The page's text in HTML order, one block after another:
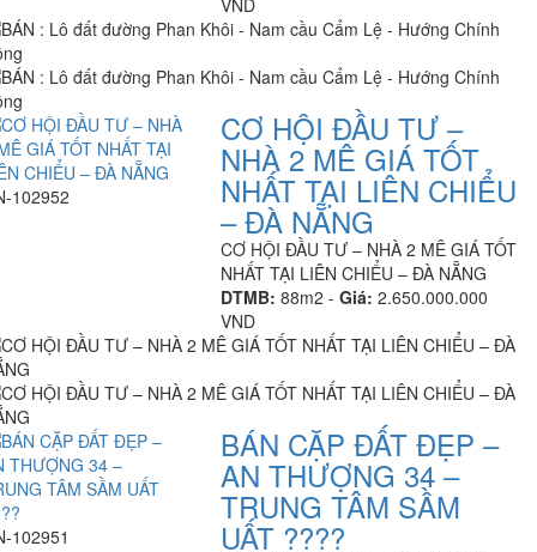
VND
102952
CƠ HỘI ĐẦU TƯ –
NHÀ 2 MÊ GIÁ TỐT
NHẤT TẠI LIÊN CHIỂU
– ĐÀ NẴNG
CƠ HỘI ĐẦU TƯ – NHÀ 2 MÊ GIÁ TỐT
NHẤT TẠI LIÊN CHIỂU – ĐÀ NẴNG
DTMB: 88m2 -Giá: 2.650.000.000
VND
102951
BÁN CẶP ĐẤT ĐẸP –
AN THƯỢNG 34 –
TRUNG TÂM SẦM
UẤT ????